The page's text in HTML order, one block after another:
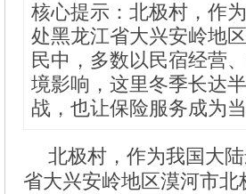
核心提示：北极村，作
处黑龙江省大兴安岭地
民中，多数以民宿经营
境影响，这里冬季长达
战，也让保险服务成为
北极村，作为我国大
省大兴安岭地区漠河市